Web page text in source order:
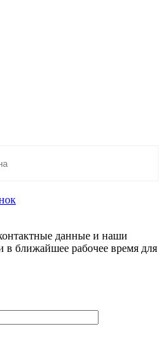
данные и наши
в ближайшее рабочее время для